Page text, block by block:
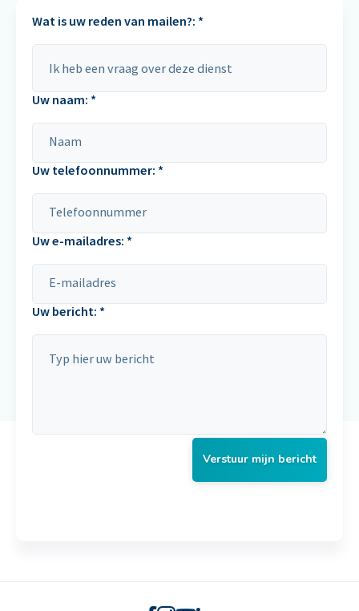
Wat is uw reden van mailen?: *
Uw naam: *
Uw telefoonnummer: *
Uw e-mailadres: *
Uw bericht: *
Verstuur mijn bericht